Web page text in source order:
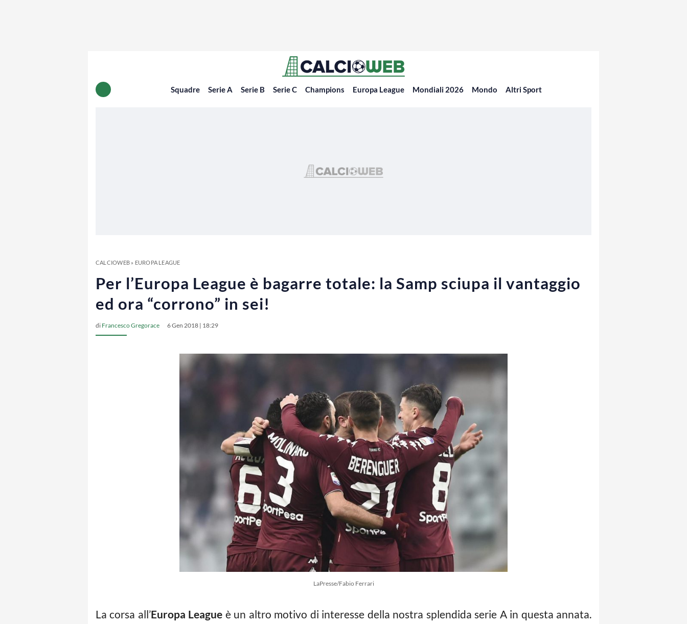
Squadre Serie A Serie B Serie C Champions Europa League Mondiali 2026 Mondo Altri Sport
CALCIOWEB» EUROPA LEAGUE
Per l’Europa League è bagarre totale: la Samp sciupa il vantaggio
ed ora “corrono” in sei!
di Francesco Gregorace 6 Gen 2018 | 18:29
LaPresse/Fabio Ferrari
La corsa all’Europa League è un altro motivo di interesse della nostra splendida serie A in questa annata.